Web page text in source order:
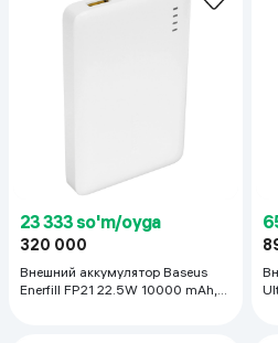
23 333 so'm/oyga
320 000
Внешний аккумулятор Baseus
Enerfill FP21 22.5W 10000 mAh,